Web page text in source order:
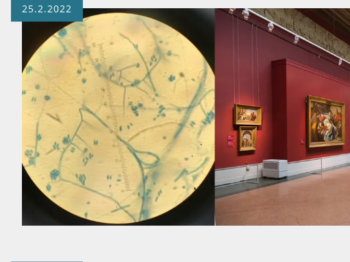
25.2.2022